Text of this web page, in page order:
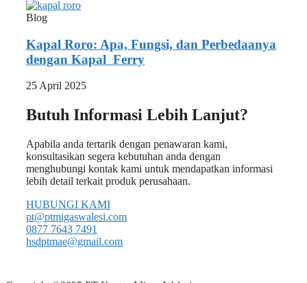
Blog
Kapal Roro: Apa, Fungsi, dan Perbedaanya
dengan Kapal Ferry
25 April 2025
Butuh Informasi Lebih Lanjut?
Apabila anda tertarik dengan penawaran kami,
konsultasikan segera kebutuhan anda dengan
menghubungi kontak kami untuk mendapatkan informasi
lebih detail terkait produk perusahaan.
HUBUNGI KAMI
pt@ptmigaswalesi.com
0877 7643 7491
hsdptmae@gmail.com